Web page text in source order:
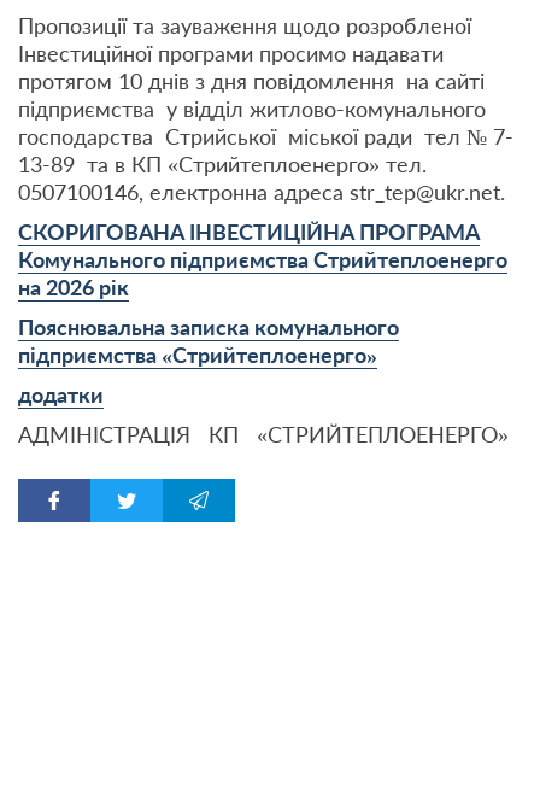
Пропозиції та зауваження щодо розробленої
Інвестиційної програми просимо надавати
протягом 10 днів з дня повідомлення на сайті
підприємства у відділ житлово-комунального
господарства Стрийської міської ради тел № 7-
13-89 та в КП «Стрийтеплоенерго» тел.
0507100146, електронна адреса str_tep@ukr.net.
СКОРИГОВАНА ІНВЕСТИЦІЙНА ПРОГРАМА
Комунального підприємства Стрийтеплоенерго
на 2026 рік
Пояснювальна записка комунального
підприємства «Стрийтеплоенерго»
додатки
АДМІНІСТРАЦІЯ КП «СТРИЙТЕПЛОЕНЕРГО»